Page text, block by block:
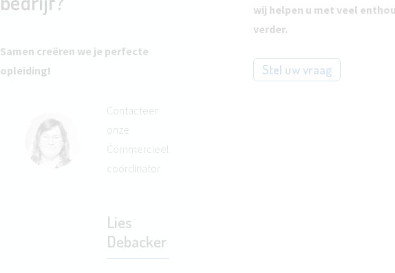
Samen creëren we je perfecte
opleiding!
Contacteer
onze
Commercieel
coördinator
Lies
Debacker
wij helpen u met veel
verder.
Stel uw vraag